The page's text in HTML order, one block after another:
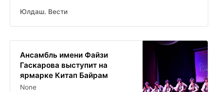
Юлдаш. Вести
Ансамбль имени Файзи
Гаскарова выступит на
ярмарке Китап Байрам
None